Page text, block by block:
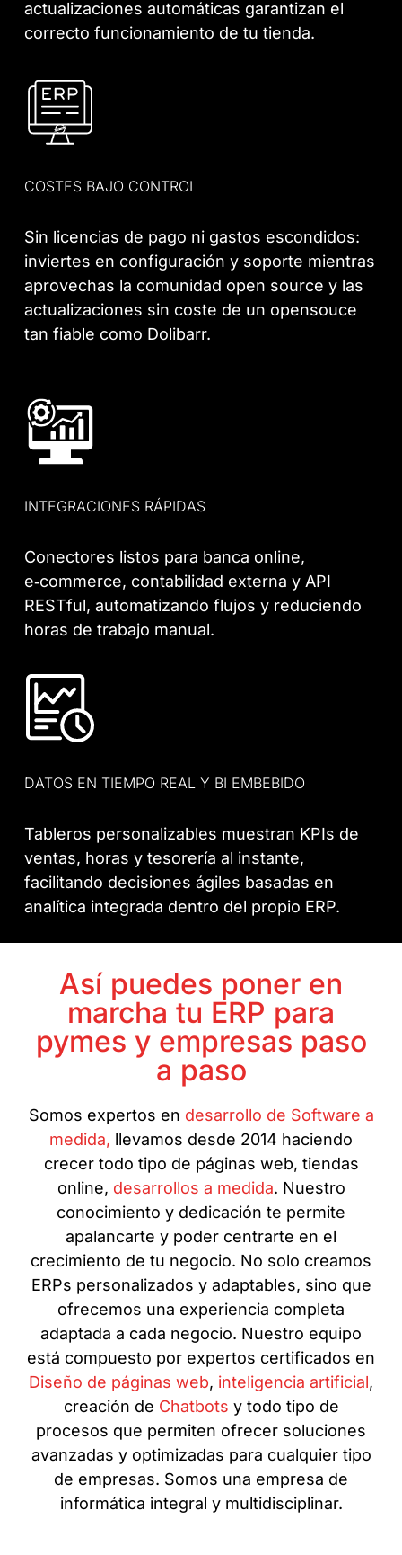
actualizaciones automáticas garantizan el
correcto funcionamiento de tu tienda.
COSTES BAJO CONTROL
Sin licencias de pago ni gastos escondidos:
inviertes en configuración y soporte mientras
aprovechas la comunidad open source y las
actualizaciones sin coste de un opensouce
tan fiable como Dolibarr.
INTEGRACIONES RÁPIDAS
Conectores listos para banca online,
e‑commerce, contabilidad externa y API
RESTful, automatizando flujos y reduciendo
horas de trabajo manual.
DATOS EN TIEMPO REAL Y BI EMBEBIDO
Tableros personalizables muestran KPIs de
ventas, horas y tesorería al instante,
facilitando decisiones ágiles basadas en
analítica integrada dentro del propio ERP.
Así puedes poner en
marcha tu ERP para
pymes y empresas paso
a paso
Somos expertos en desarrollo de Software a
medida, llevamos desde 2014 haciendo
crecer todo tipo de páginas web, tiendas
online, desarrollos a medida. Nuestro
conocimiento y dedicación te permite
apalancarte y poder centrarte en el
crecimiento de tu negocio. No solo creamos
ERPs personalizados y adaptables, sino que
ofrecemos una experiencia completa
adaptada a cada negocio. Nuestro equipo
está compuesto por expertos certificados en
Diseño de páginas web, inteligencia artificial,
creación de Chatbots y todo tipo de
procesos que permiten ofrecer soluciones
avanzadas y optimizadas para cualquier tipo
de empresas. Somos una empresa de
informática integral y multidisciplinar.